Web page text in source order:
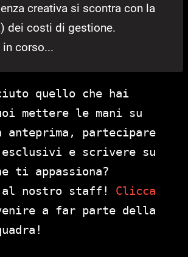
creativa si scontra con la
dei costi di gestione.
corso...
quello che hai
mettere le mani su
partecipare
e scrivere su
ti appassiona?
nostro staff! Clicca
a far parte della